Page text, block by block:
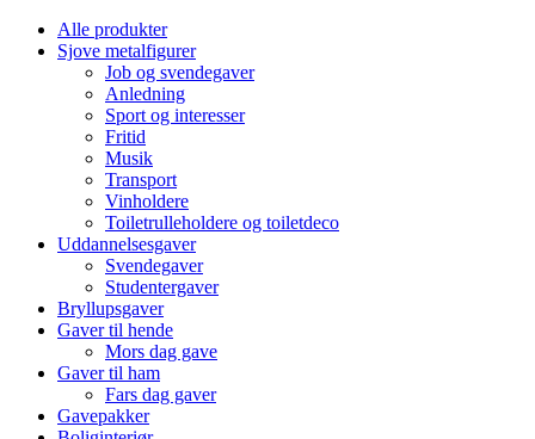
Alle produkter
Sjove metalfigurer
Job og svendegaver
Anledning
Sport og interesser
Fritid
Musik
Transport
Vinholdere
Toiletrulleholdere og toiletdeco
Uddannelsesgaver
Svendegaver
Studentergaver
Bryllupsgaver
Gaver til hende
Mors dag gave
Gaver til ham
Fars dag gaver
Gavepakker